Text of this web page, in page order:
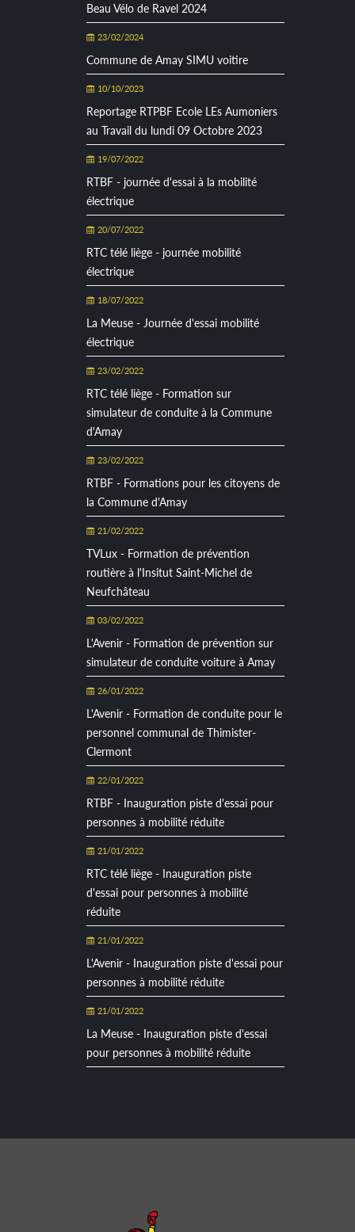
Beau Vélo de Ravel 2024
23/02/2024
Commune de Amay SIMU voitire
10/10/2023
Reportage RTPBF Ecole LEs Aumoniers
au Travail du lundi 09 Octobre 2023
19/07/2022
RTBF - journée d'essai à la mobilité
électrique
20/07/2022
RTC télé liège - journée mobilité
électrique
18/07/2022
La Meuse - Journée d'essai mobilité
électrique
23/02/2022
RTC télé liège - Formation sur
simulateur de conduite à la Commune
d'Amay
23/02/2022
RTBF - Formations pour les citoyens de
la Commune d'Amay
21/02/2022
TVLux - Formation de prévention
routière à l'Insitut Saint-Michel de
Neufchâteau
03/02/2022
L'Avenir - Formation de prévention sur
simulateur de conduite voiture à Amay
26/01/2022
L'Avenir - Formation de conduite pour le
personnel communal de Thimister-
Clermont
22/01/2022
RTBF - Inauguration piste d'essai pour
personnes à mobilité réduite
21/01/2022
RTC télé liège - Inauguration piste
d'essai pour personnes à mobilité
réduite
21/01/2022
L'Avenir - Inauguration piste d'essai pour
personnes à mobilité réduite
21/01/2022
La Meuse - Inauguration piste d'essai
pour personnes à mobilité réduite